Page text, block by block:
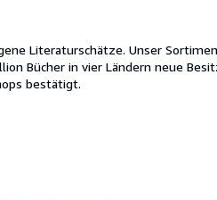
Literaturschätze. Unser
Bücher in vier Ländern neue
bestätigt.